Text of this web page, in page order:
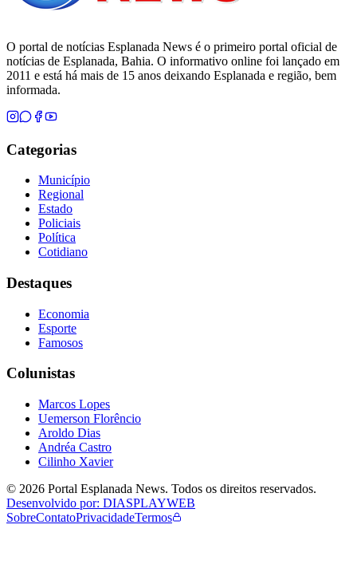
O portal de notícias Esplanada News é o primeiro portal oficial de
notícias de Esplanada, Bahia. O informativo online foi lançado em
2011 e está há mais de 15 anos deixando Esplanada e região, bem
informada.
Categorias
Município
Regional
Estado
Policiais
Política
Cotidiano
Destaques
Economia
Esporte
Famosos
Colunistas
Marcos Lopes
Uemerson Florêncio
Aroldo Dias
Andréa Castro
Cilinho Xavier
© 2026 Portal Esplanada News. Todos os direitos reservados.
Desenvolvido por: DIASPLAYWEB
SobreContatoPrivacidadeTermos